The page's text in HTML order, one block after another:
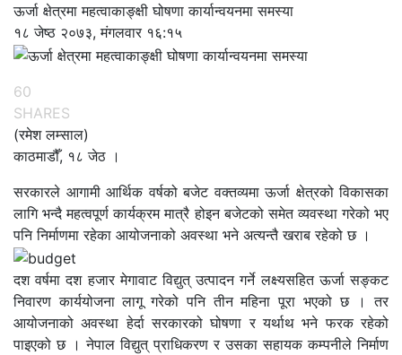
ऊर्जा क्षेत्रमा महत्वाकाङ्क्षी घोषणा कार्यान्वयनमा समस्या
१८ जेष्ठ २०७३, मंगलवार १६:१५
60
SHARES
(रमेश लम्साल)
काठमाडौँ, १८ जेठ ।
सरकारले आगामी आर्थिक वर्षको बजेट वक्तव्यमा ऊर्जा क्षेत्रको विकासका
लागि भन्दै महत्वपूर्ण कार्यक्रम मात्रै होइन बजेटको समेत व्यवस्था गरेको भए
पनि निर्माणमा रहेका आयोजनाको अवस्था भने अत्यन्तै खराब रहेको छ ।
दश वर्षमा दश हजार मेगावाट विद्युत् उत्पादन गर्ने लक्ष्यसहित ऊर्जा सङ्कट
निवारण कार्ययोजना लागू गरेको पनि तीन महिना पूरा भएको छ । तर
आयोजनाको अवस्था हेर्दा सरकारको घोषणा र यर्थाथ भने फरक रहेको
पाइएको छ । नेपाल विद्युत् प्राधिकरण र उसका सहायक कम्पनीले निर्माण